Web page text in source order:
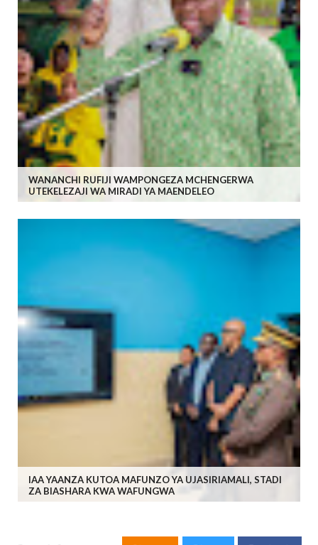
WANANCHI RUFIJI WAMPONGEZA MCHENGERWA
UTEKELEZAJI WA MIRADI YA MAENDELEO
IAA YAANZA KUTOA MAFUNZO YA UJASIRIAMALI, STADI
ZA BIASHARA KWA WAFUNGWA